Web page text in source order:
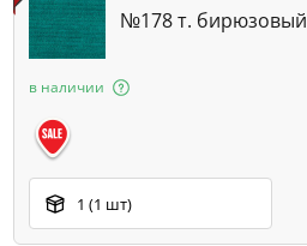
№178 т. бирюзовый
в наличии
1 (1 шт)